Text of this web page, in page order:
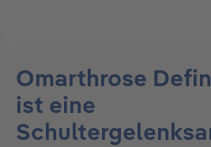
Omarthrose
ist eine